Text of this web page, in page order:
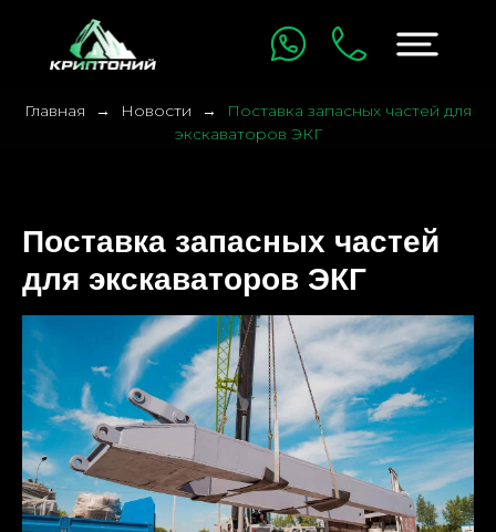
Главная Новости
Поставка запасных частей для
экскаваторов ЭКГ
Поставка запасных частей
для экскаваторов ЭКГ